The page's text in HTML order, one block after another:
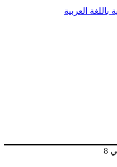
باللغة العربية
8